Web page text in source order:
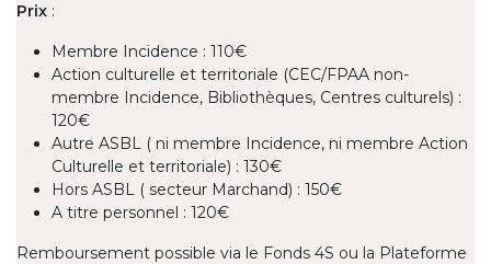
Prix :
Membre Incidence : 110€
Action culturelle et territoriale (CEC/FPAA non-
membre Incidence, Bibliothèques, Centres culturels) :
120€
Autre ASBL ( ni membre Incidence, ni membre Action
Culturelle et territoriale) : 130€
Hors ASBL ( secteur Marchand) : 150€
A titre personnel : 120€​
Remboursement possible via le Fonds 4S ou la Plateforme